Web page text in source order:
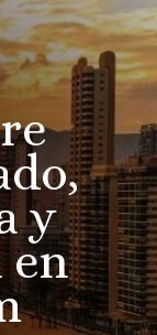
y
en